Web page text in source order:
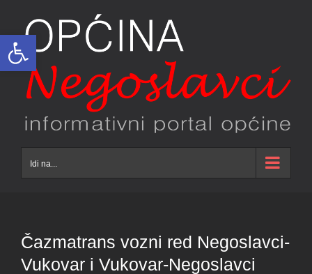
Open toolbar
content
Idi na...
Čazmatrans vozni red Negoslavci-
Vukovar i Vukovar-Negoslavci